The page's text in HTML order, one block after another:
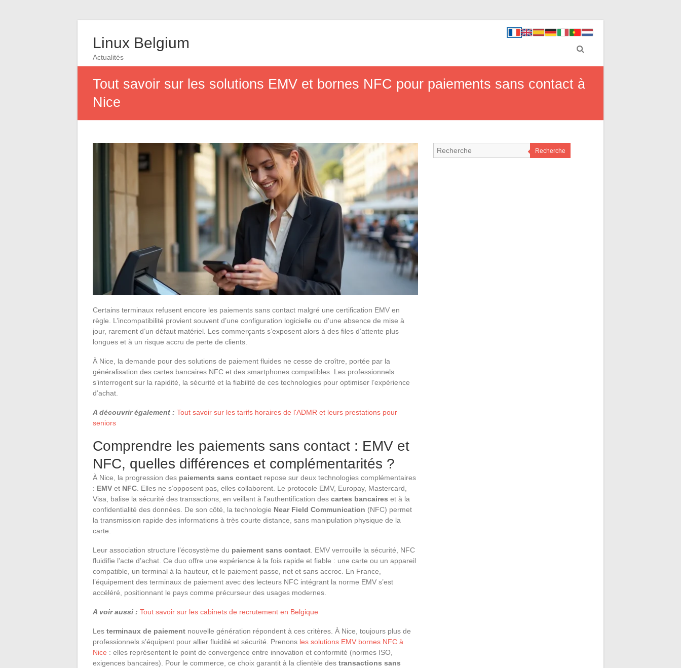
Linux Belgium
Actualités
Tout savoir sur les solutions EMV et bornes NFC pour paiements sans contact à
Nice
Certains terminaux refusent encore les paiements sans contact malgré une certification EMV en
règle. L’incompatibilité provient souvent d’une configuration logicielle ou d’une absence de mise à
jour, rarement d’un défaut matériel. Les commerçants s’exposent alors à des files d’attente plus
longues et à un risque accru de perte de clients.
À Nice, la demande pour des solutions de paiement fluides ne cesse de croître, portée par la
généralisation des cartes bancaires NFC et des smartphones compatibles. Les professionnels
s’interrogent sur la rapidité, la sécurité et la fiabilité de ces technologies pour optimiser l’expérience
d’achat.
A découvrir également : Tout savoir sur les tarifs horaires de l'ADMR et leurs prestations pour
seniors
Comprendre les paiements sans contact : EMV et
NFC, quelles différences et complémentarités ?
À Nice, la progression des paiements sans contact repose sur deux technologies complémentaires
: EMV et NFC . Elles ne s’opposent pas, elles collaborent. Le protocole EMV, Europay, Mastercard,
Visa, balise la sécurité des transactions, en veillant à l’authentification des cartes bancaires et à la
confidentialité des données. De son côté, la technologie Near Field Communication (NFC) permet
la transmission rapide des informations à très courte distance, sans manipulation physique de la
carte.
Leur association structure l’écosystème du paiement sans contact . EMV verrouille la sécurité, NFC
fluidifie l’acte d’achat. Ce duo offre une expérience à la fois rapide et fiable : une carte ou un appareil
compatible, un terminal à la hauteur, et le paiement passe, net et sans accroc. En France,
l’équipement des terminaux de paiement avec des lecteurs NFC intégrant la norme EMV s’est
accéléré, positionnant le pays comme précurseur des usages modernes.
A voir aussi : Tout savoir sur les cabinets de recrutement en Belgique
Les terminaux de paiement nouvelle génération répondent à ces critères. À Nice, toujours plus de
professionnels s’équipent pour allier fluidité et sécurité. Prenons les solutions EMV bornes NFC à
Nice : elles représentent le point de convergence entre innovation et conformité (normes ISO,
exigences bancaires). Pour le commerce, ce choix garantit à la clientèle des transactions sans
Recherche